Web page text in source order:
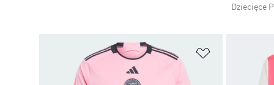
Dziecięce
Dodaj do listy